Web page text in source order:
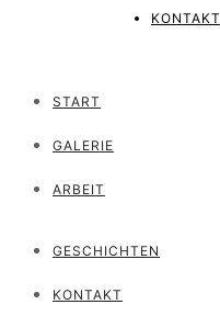
KONTAKT
START
GALERIE
ARBEIT
GESCHICHTEN
KONTAKT